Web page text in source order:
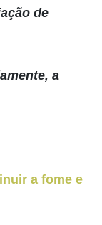
de
a
a fome e